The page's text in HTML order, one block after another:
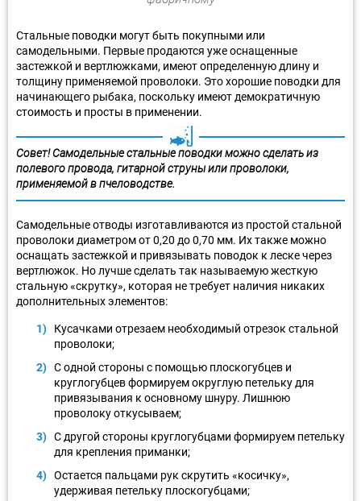
Стальные поводки могут быть покупными или
самодельными. Первые продаются уже оснащенные
застежкой и вертлюжками, имеют определенную длину и
толщину применяемой проволоки. Это хорошие поводки для
начинающего рыбака, поскольку имеют демократичную
стоимость и просты в применении.
Совет! Самодельные стальные поводки можно сделать из
полевого провода, гитарной струны или проволоки,
применяемой в пчеловодстве.
Самодельные отводы изготавливаются из простой стальной
проволоки диаметром от 0,20 до 0,70 мм. Их также можно
оснащать застежкой и привязывать поводок к леске через
вертлюжок. Но лучше сделать так называемую жесткую
стальную «скрутку», которая не требует наличия никаких
дополнительных элементов:
Кусачками отрезаем необходимый отрезок стальной
проволоки;
С одной стороны с помощью плоскогубцев и
круглогубцев формируем округлую петельку для
привязывания к основному шнуру. Лишнюю
проволоку откусываем;
С другой стороны круглогубцами формируем петельку
для крепления приманки;
Остается пальцами рук скрутить «косичку»,
удерживая петельку плоскогубцами;